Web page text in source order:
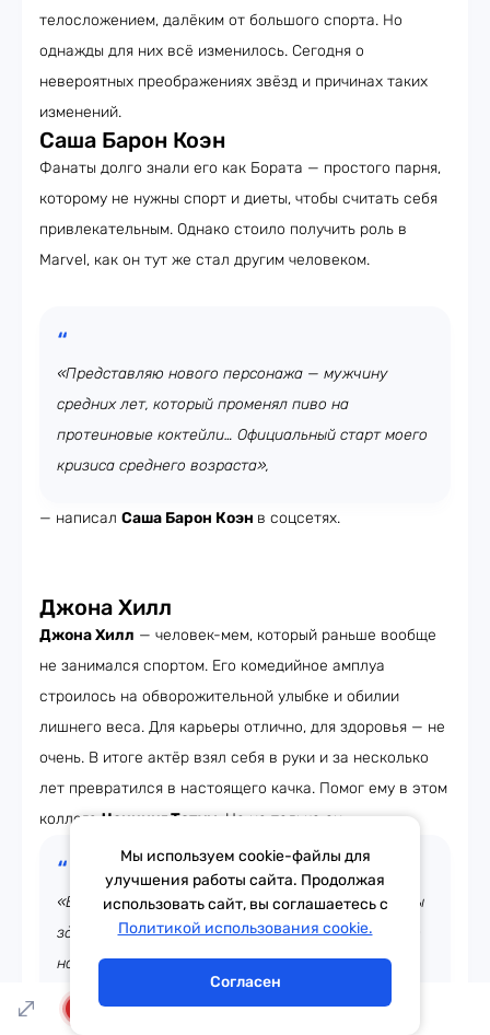
телосложением, далёким от большого спорта. Но
однажды для них всё изменилось. Сегодня о
невероятных преображениях звёзд и причинах таких
изменений.
Саша Барон Коэн
Фанаты долго знали его как Бората — простого парня,
которому не нужны спорт и диеты, чтобы считать себя
привлекательным. Однако стоило получить роль в
Marvel, как он тут же стал другим человеком.
«Представляю нового персонажа — мужчину
средних лет, который променял пиво на
протеиновые коктейли… Официальный старт моего
кризиса среднего возраста»,
— написал Саша Барон Коэн в соцсетях.
Джона Хилл
Джона Хилл — человек-мем, который раньше вообще
не занимался спортом. Его комедийное амплуа
строилось на обворожительной улыбке и обилии
лишнего веса. Для карьеры отлично, для здоровья — не
очень. В итоге актёр взял себя в руки и за несколько
лет превратился в настоящего качка. Помог ему в этом
коллега Ченнинг Татум . Но не только он.
«В основном это заслуга диеты. Конечно, было бы
здорово просто принять волшебную таблетку. Но
на самом деле я сходил к диетологу, и он сказал,
от чего мне стоит отказаться, чтобы похудеть»,
Написать в эфир
Мы используем cookie-файлы для
улучшения работы сайта. Продолжая
использовать сайт, вы соглашаетесь с
Политикой использования cookie.
Согласен